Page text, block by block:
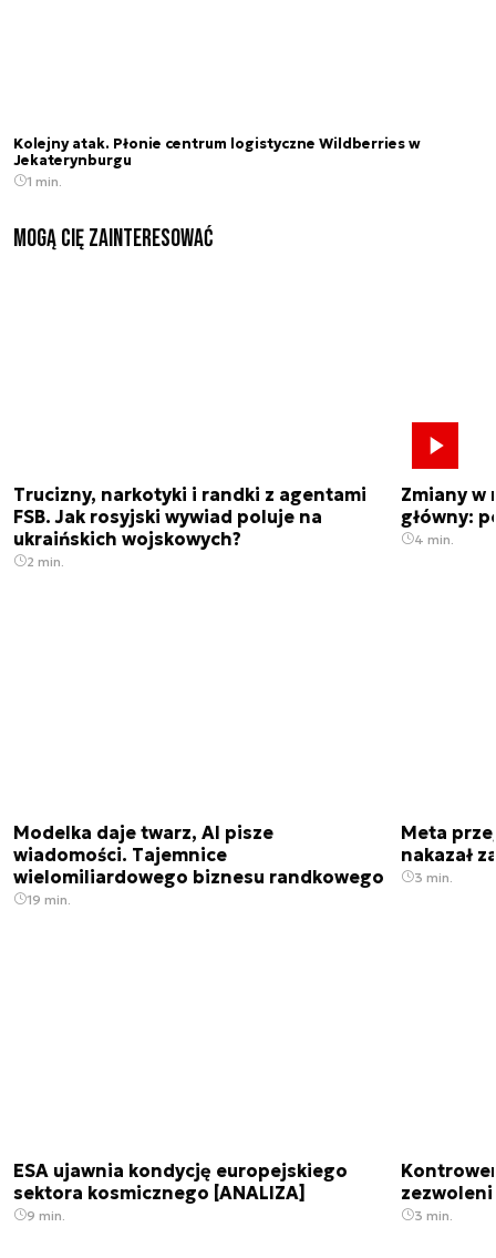
Kolejny atak. Płonie centrum logistyczne Wildberries w
Jekaterynburgu
1 min.
Mogą Cię zainteresować
Trucizny, narkotyki i randki z agentami
FSB. Jak rosyjski wywiad poluje na
ukraińskich wojskowych?
2 min.
Zmiany w
główny:
4 min.
Modelka daje twarz, AI pisze
wiadomości. Tajemnice
wielomiliardowego biznesu randkowego
19 min.
Meta
nakazał
3 min.
ESA ujawnia kondycję europejskiego
sektora kosmicznego [ANALIZA]
9 min. 3 min.